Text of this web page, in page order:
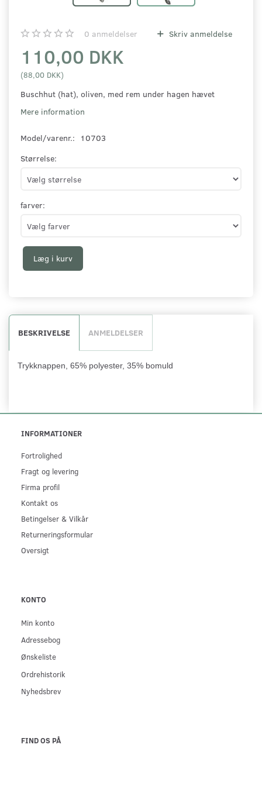
0 anmeldelser Skriv anmeldelse
110,00 DKK
(88,00 DKK)
Buschhut (hat), oliven, med rem under hagen hævet
Mere information
Model/varenr.:
10703
Størrelse:
farver:
Læg i kurv
BESKRIVELSE ANMELDELSER
Trykknappen, 65% polyester, 35% bomuld
INFORMATIONER
Fortrolighed
Fragt og levering
Firma profil
Kontakt os
Betingelser & Vilkår
Returneringsformular
Oversigt
KONTO
Min konto
Adressebog
Ønskeliste
Ordrehistorik
Nyhedsbrev
FIND OS PÅ